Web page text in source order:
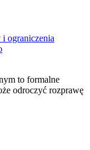
i ograniczenia
to formalne
odroczyć rozprawę